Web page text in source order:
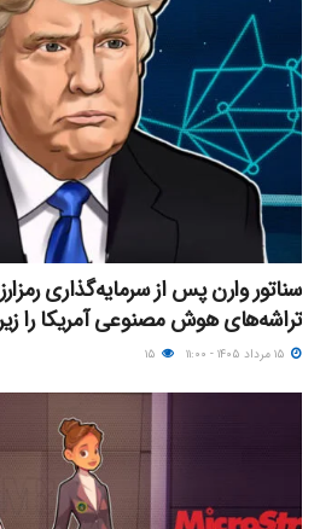
سناتور وارن پس از سرمایه‌گذاری
تراشه‌های هوش مصنوعی آمریکا را